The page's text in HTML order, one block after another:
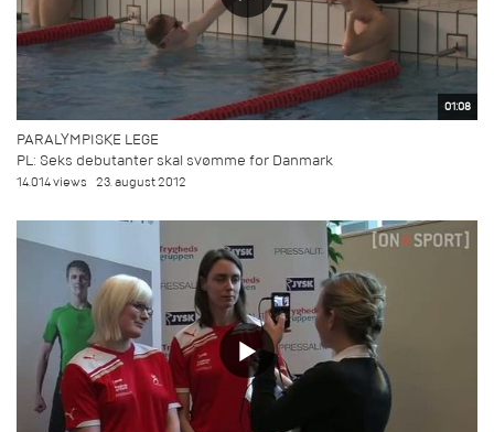
01:08
PARALYMPISKE LEGE
PL: Seks debutanter skal svømme for Danmark
14.014 views 23. august 2012